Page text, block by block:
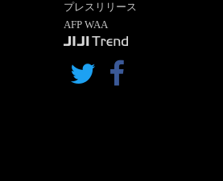
プレスリリース
AFP WAA